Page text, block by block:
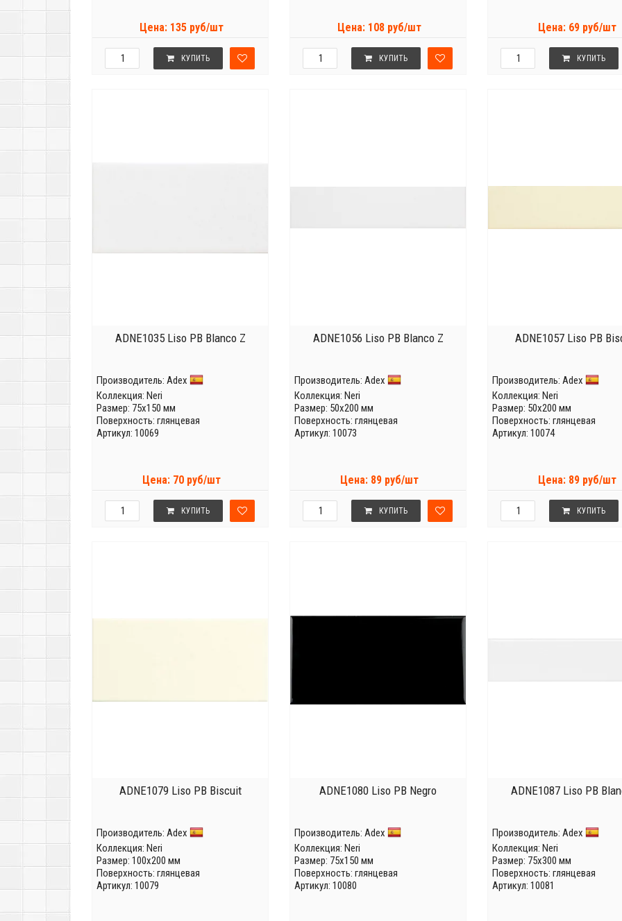
Цена: 135 руб/шт
КУПИТЬ
Цена: 108 руб/шт
КУПИТЬ
Цена: 69 руб/шт
КУПИТЬ
ADNE1035 Liso PB Blanco Z
Производитель: Adex
Коллекция: Neri
Размер: 75x150 мм
Поверхность: глянцевая
Артикул: 10069
Цена: 70 руб/шт
КУПИТЬ
ADNE1056 Liso PB Blanco Z
Производитель: Adex
Коллекция: Neri
Размер: 50x200 мм
Поверхность: глянцевая
Артикул: 10073
Цена: 89 руб/шт
КУПИТЬ
ADNE1057 Liso PB
Производитель: Adex
Коллекция: Neri
Размер: 50x200 мм
Поверхность: глянцевая
Артикул: 10074
Цена: 89 руб/шт
КУПИТЬ
ADNE1079 Liso PB Biscuit
Производитель: Adex
Коллекция: Neri
Размер: 100x200 мм
Поверхность: глянцевая
Артикул: 10079
ADNE1080 Liso PB Negro
Производитель: Adex
Коллекция: Neri
Размер: 75x150 мм
Поверхность: глянцевая
Артикул: 10080
ADNE1087 Liso PB
Производитель: Adex
Коллекция: Neri
Размер: 75x300 мм
Поверхность: глянцевая
Артикул: 10081